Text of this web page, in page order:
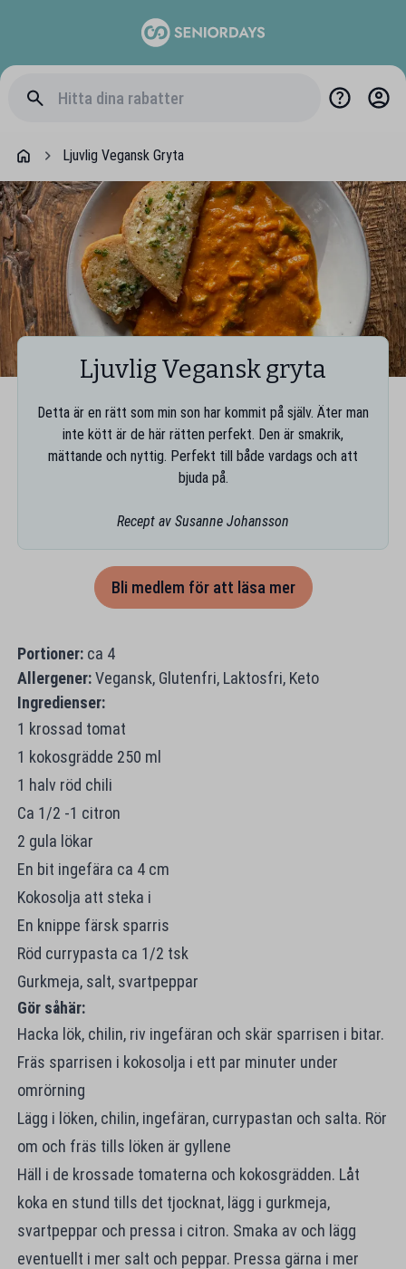
Ljuvlig Vegansk Gryta
Ljuvlig Vegansk gryta
Detta är en rätt som min son har kommit på själv. Äter man
inte kött är de här rätten perfekt. Den är smakrik,
mättande och nyttig. Perfekt till både vardags och att
bjuda på.
Recept av Susanne Johansson
Bli medlem för att läsa mer
Portioner:ca 4
Allergener:Vegansk, Glutenfri, Laktosfri, Keto
Ingredienser:
1 krossad tomat
1 kokosgrädde 250 ml
1 halv röd chili
Ca 1/2 -1 citron
2 gula lökar
En bit ingefära ca 4 cm
Kokosolja att steka i
En knippe färsk sparris
Röd currypasta ca 1/2 tsk
Gurkmeja, salt, svartpeppar
Gör såhär:
Hacka lök, chilin, riv ingefäran och skär sparrisen i bitar.
Fräs sparrisen i kokosolja i ett par minuter under
omrörning
Lägg i löken, chilin, ingefäran, currypastan och salta. Rör
om och fräs tills löken är gyllene
Häll i de krossade tomaterna och kokosgrädden. Låt
koka en stund tills det tjocknat, lägg i gurkmeja,
svartpeppar och pressa i citron. Smaka av och lägg
eventuellt i mer salt och peppar. Pressa gärna i mer